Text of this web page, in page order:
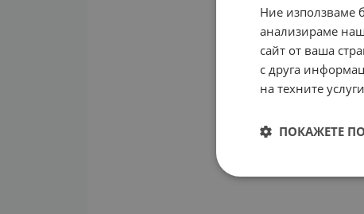
Ние използваме
анализираме
сайт от ваша
с друга
на техните
ПОКАЖЕТЕ